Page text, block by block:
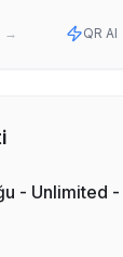
→ QR Al
- Unlimited